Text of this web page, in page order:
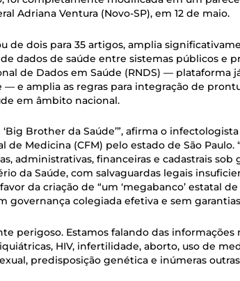
Adriana Ventura (Novo-SP), em 12 de maio.
de dois para 35 artigos, amplia
dados de saúde entre sistemas públicos e
de Dados em Saúde (RNDS) — plataforma
— e amplia as regras para integração de
em âmbito nacional.
Brother da Saúde’”, afirma o
de Medicina (CFM) pelo estado de São Paulo.
administrativas, financeiras e cadastrais
da Saúde, com salvaguardas legais
da criação de “um ‘megabanco’ estatal
governança colegiada efetiva e sem
perigoso. Estamos falando das
HIV, infertilidade, aborto, uso de
predisposição genética e inúmeras